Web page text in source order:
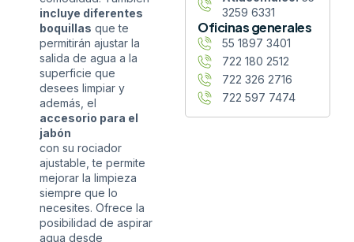
incluye diferentes
boquillas que te
permitirán ajustar la
salida de agua a la
superficie que
desees limpiar y
además, el
accesorio para el
jabón
con su rociador
ajustable, te permite
mejorar la limpieza
siempre que lo
necesites. Ofrece la
posibilidad de aspirar
agua desde
3259 6331
Oficinas generales
55 1897 3401
722 180 2512
722 326 2716
722 597 7474